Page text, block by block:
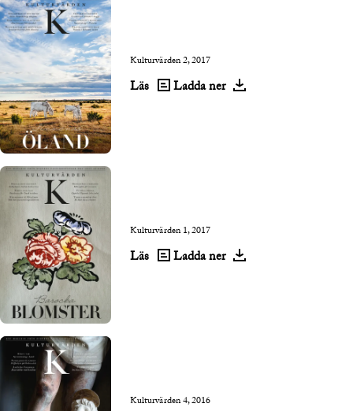
Kulturvärden 2, 2017
Läs Ladda ner
Kulturvärden 1, 2017
Läs Ladda ner
Kulturvärden 4, 2016